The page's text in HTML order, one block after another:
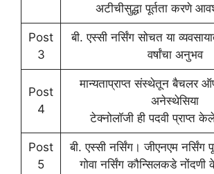
अटीचीसुद्धा पूर्तता करणे
Post
3
बी. एस्सी नर्सिंग सोचत या
वर्षांचा अनुभव
Post
4
मान्यताप्राप्त संस्थेतून बैचलर
अनेस्थेसिया
टेक्नोलॉजी ही पदवी प्राप्त
Post
5
बी. एस्सी नर्सिंग। जीएनएम
गोवा नर्सिंग कौन्सिलकडे